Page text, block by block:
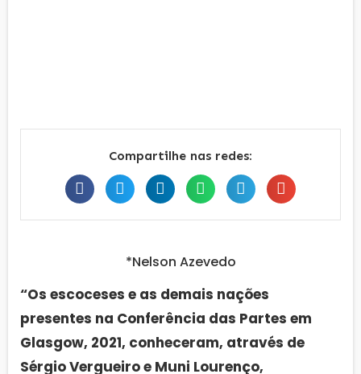
Compartilhe nas redes:
*Nelson Azevedo
“Os escoceses e as demais nações
presentes na Conferência das Partes em
Glasgow, 2021, conheceram, através de
Sérgio Vergueiro e Muni Lourenço,